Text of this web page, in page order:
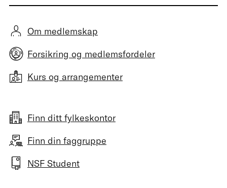
Om medlemskap
Forsikring og medlemsfordeler
Kurs og arrangementer
Finn ditt fylkeskontor
Finn din faggruppe
NSF Student